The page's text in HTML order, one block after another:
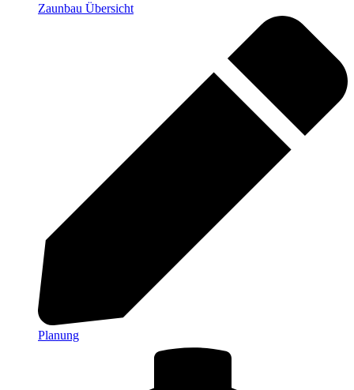
Zaunbau Übersicht
Planung